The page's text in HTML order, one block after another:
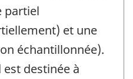
partiel
et une
échantillonnée).
destinée à